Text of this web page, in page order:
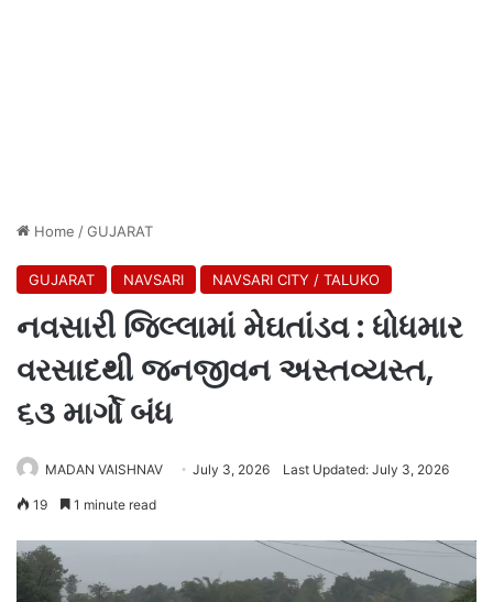
Home /GUJARAT
GUJARAT NAVSARI NAVSARI CITY / TALUKO
નવસારી જિલ્લામાં મેઘતાંડવ : ધોધમાર
વરસાદથી જનજીવન અસ્તવ્યસ્ત,
૬૩ માર્ગો બંધ
MADAN VAISHNAV July 3, 2026 Last Updated: July 3, 2026
19 1 minute read